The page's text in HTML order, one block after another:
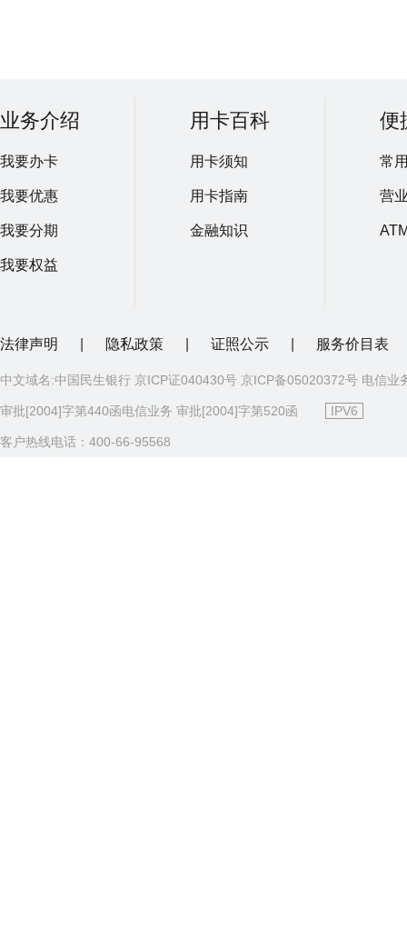
业务介绍
我要办卡
我要优惠
我要分期
我要权益
用卡百科
用卡须知
用卡指南
金融知识
便
常
营
法律声明 隐私政策 证照公示 服务价目表
中文域名:中国民生银行 京ICP证040430号 京ICP备05020372号 电信业
审批[2004]字第440函电信业务 审批[2004]字第520函 IPV6
客户热线电话：400-66-95568